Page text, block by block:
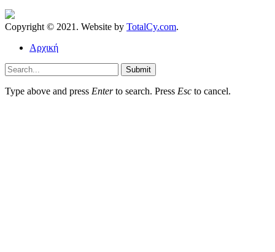
Copyright © 2021. Website by TotalCy.com.
Αρχική
Submit
Type above and press Enterto search. Press Esc to cancel.